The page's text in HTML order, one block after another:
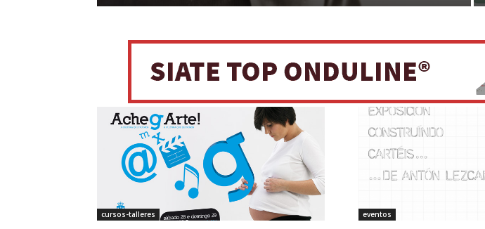
cursos-talleres eventos